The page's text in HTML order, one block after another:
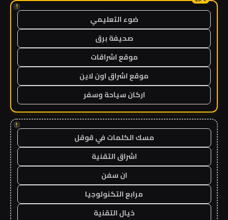
!
ضوء التعليمي
صحيفة برق
موقع اشراقات
موقع اشراق اون لاين
اركان سياحة وسفر
!
مسك الكلمات في قوقل
اشراق التقنية
ان سفن
مرابع التكنولوجيا
خيال التقنية